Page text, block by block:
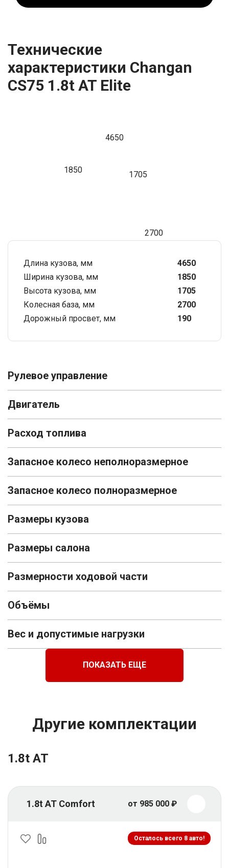
Технические
характеристики Changan
CS75 1.8t AT Elite
4650
1850 1705
2700
Длина кузова, мм
4650
Ширина кузова, мм
1850
Высота кузова, мм
1705
Колесная база, мм
2700
Дорожный просвет, мм
190
Рулевое управление
Двигатель
Расход топлива
Запасное колесо неполноразмерное
Запасное колесо полноразмерное
Размеры кузова
Размеры салона
Размерности ходовой части
Объёмы
Вес и допустимые нагрузки
ПОКАЗАТЬ ЕЩЕ
Другие комплектации
1.8t AT
1.8t AT Comfort от 985 000 ₽
Осталось всего 8 авто!